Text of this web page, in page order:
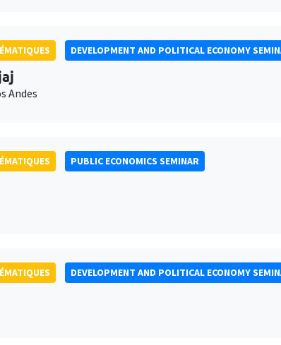
DEVELOPMENT AND POLITICAL ECONOMY
Andes
PUBLIC ECONOMICS SEMINAR
DEVELOPMENT AND POLITICAL ECONOMY